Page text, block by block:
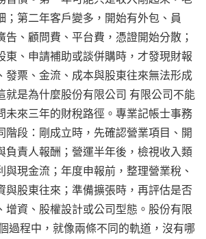
；第二年客戶變多，開始有外包、員
、顧問費、平台費，憑證開始分散；
東、申請補助或談併購時，才發現財報
發票、金流、成本與股東往來無法形成
就是為什麼股份有限公司 有限公司不能
未來三年的財稅路徑。專業記帳士事務
階段：剛成立時，先確認營業項目、開
負責人報酬；營運半年後，檢視收入類
與現金流；年度申報前，整理營業稅、
與股東往來；準備擴張時，再評估是否
增資、股權設計或公司型態。股份有限
過程中，就像兩條不同的軌道，沒有哪